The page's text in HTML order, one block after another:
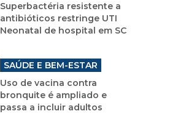
Superbactéria resistente a
antibióticos restringe UTI
Neonatal de hospital em SC
SAÚDE E BEM-ESTAR
Uso de vacina contra
bronquite é ampliado e
passa a incluir adultos